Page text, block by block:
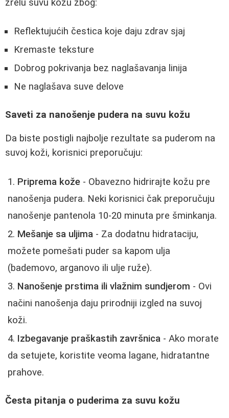
zrelu suvu kožu zbog:
Reflektujućih čestica koje daju zdrav sjaj
Kremaste teksture
Dobrog pokrivanja bez naglašavanja linija
Ne naglašava suve delove
Saveti za nanošenje pudera na suvu kožu
Da biste postigli najbolje rezultate sa puderom na
suvoj koži, korisnici preporučuju:
Priprema kože - Obavezno hidrirajte kožu pre
nanošenja pudera. Neki korisnici čak preporučuju
nanošenje pantenola 10-20 minuta pre šminkanja.
Mešanje sa uljima - Za dodatnu hidrataciju,
možete pomešati puder sa kapom ulja
(bademovo, arganovo ili ulje ruže).
Nanošenje prstima ili vlažnim sundjerom - Ovi
načini nanošenja daju prirodniji izgled na suvoj
koži.
Izbegavanje praškastih završnica - Ako morate
da setujete, koristite veoma lagane, hidratantne
prahove.
Česta pitanja o puderima za suvu kožu